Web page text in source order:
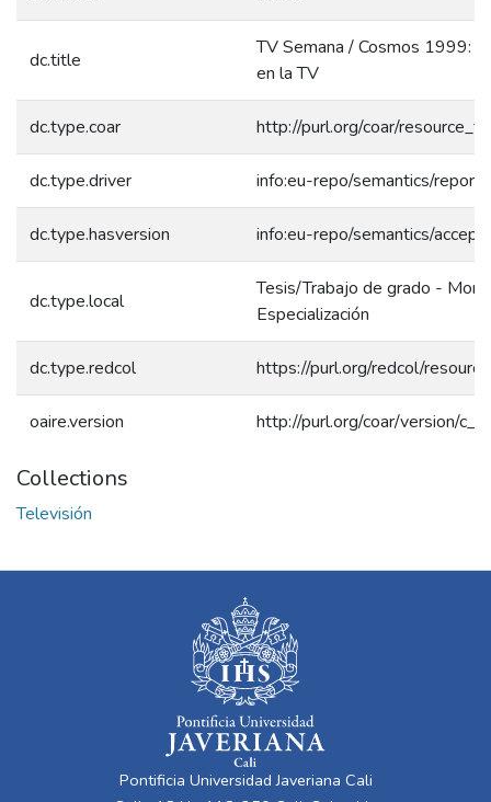
dc.title
TV Semana / Cosmos 1999:
en la TV
dc.type.coar http://purl.org/coar/
dc.type.driver info:eu-repo/semantics/report
dc.type.hasversion info:eu-repo/semantics/
dc.type.local
Tesis/Trabajo de grado -
Especialización
dc.type.redcol https://purl.org/redcol/
oaire.version http://purl.org/coar/version/
Collections
Televisión
Pontificia Universidad Javeriana Cali